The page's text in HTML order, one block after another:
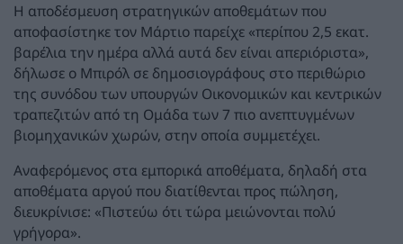
Η αποδέσμευση στρατηγικών αποθεμάτων που
αποφασίστηκε τον Μάρτιο παρείχε «περίπου 2,5 εκατ.
βαρέλια την ημέρα αλλά αυτά δεν είναι απεριόριστα»,
δήλωσε ο Μπιρόλ σε δημοσιογράφους στο περιθώριο
της συνόδου των υπουργών Οικονομικών και κεντρικών
τραπεζιτών από τη Ομάδα των 7 πιο ανεπτυγμένων
βιομηχανικών χωρών, στην οποία συμμετέχει.
Αναφερόμενος στα εμπορικά αποθέματα, δηλαδή στα
αποθέματα αργού που διατίθενται προς πώληση,
διευκρίνισε: «Πιστεύω ότι τώρα μειώνονται πολύ
γρήγορα».